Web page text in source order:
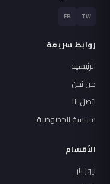
TW
FB
روابط سريعة
الرئيسية
من نحن
اتصل بنا
سياسة الخصوصية
الأقسام
نيوز بار